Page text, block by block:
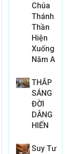
Chúa
Thánh
Thần
Hiện
Xuống
Năm A
THẮP
SÁNG
ĐỜI
DÂNG
HIẾN
Suy Tư